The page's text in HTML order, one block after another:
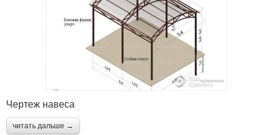
Чертеж навеса
читать дальше →